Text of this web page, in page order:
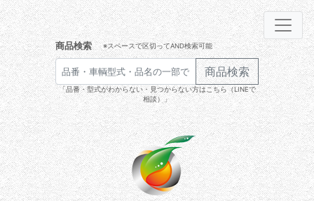
商品検索 ※スペースで区切ってAND検索可能
商品検索
「品番・型式がわからない・見つからない方はこちら（LINEで
相談）」